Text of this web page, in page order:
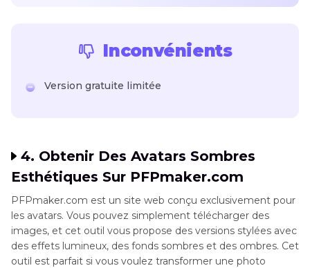
Inconvénients
Version gratuite limitée
4. Obtenir Des Avatars Sombres
Esthétiques Sur PFPmaker.com
PFPmaker.com est un site web conçu exclusivement pour
les avatars. Vous pouvez simplement télécharger des
images, et cet outil vous propose des versions stylées avec
des effets lumineux, des fonds sombres et des ombres. Cet
outil est parfait si vous voulez transformer une photo